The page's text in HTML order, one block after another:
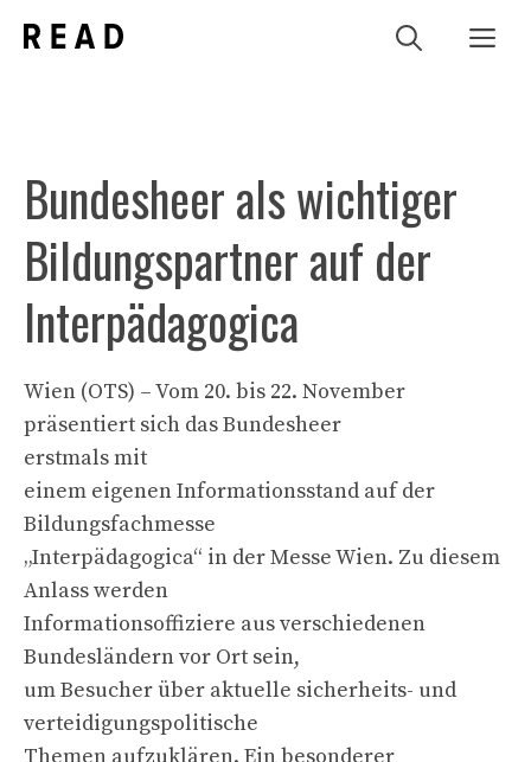
Inhalt
Bundesheer als wichtiger
Bildungspartner auf der
Interpädagogica
Wien (OTS) – Vom 20. bis 22. November
präsentiert sich das Bundesheer
erstmals mit
einem eigenen Informationsstand auf der
Bildungsfachmesse
„Interpädagogica“ in der Messe Wien. Zu diesem
Anlass werden
Informationsoffiziere aus verschiedenen
Bundesländern vor Ort sein,
um Besucher über aktuelle sicherheits- und
verteidigungspolitische
Themen aufzuklären. Ein besonderer